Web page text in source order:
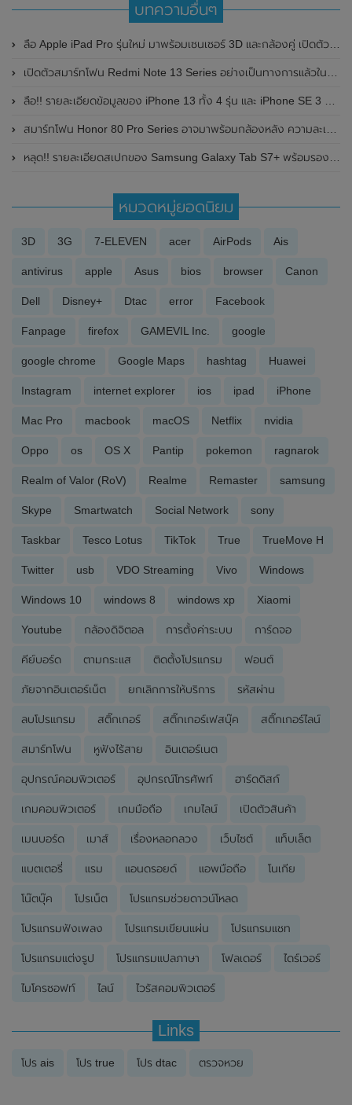
บทความอื่นๆ
ลือ Apple iPad Pro รุ่นใหม่ มาพร้อมเซนเซอร์ 3D และกล้องคู่ เปิดตัวต้นปี 2020
เปิดตัวสมาร์ทโฟน Redmi Note 13 Series อย่างเป็นทางการแล้วในประเทศจีน
ลือ!! รายละเอียดข้อมูลของ iPhone 13 ทั้ง 4 รุ่น และ iPhone SE 3 รุ่นใหม่ จากแหล่งข่าว
สมาร์ทโฟน Honor 80 Pro Series อาจมาพร้อมกล้องหลัง ความละเอียดถึง 160MP , กล้องหน้าคู่ ความละเอียด 50MP และอื่นๆอีกเพียบ ลุ้นเปิดตัว 23 พฤศจิกายน 2022 นี้
หลุด!! รายละเอียดสเปกของ Samsung Galaxy Tab S7+ พร้อมรองรับการชาร์จไวที่ 45 W
หมวดหมู่ยอดนิยม
3D 3G 7-ELEVEN acer AirPods Ais
antivirus apple Asus bios browser Canon
Dell Disney+ Dtac error Facebook
Fanpage firefox GAMEVIL Inc. google
google chrome Google Maps hashtag Huawei
Instagram internet explorer ios ipad iPhone
Mac Pro macbook macOS Netflix nvidia
Oppo os OS X Pantip pokemon ragnarok
Realm of Valor (RoV) Realme Remaster samsung
Skype Smartwatch Social Network sony
Taskbar Tesco Lotus TikTok True TrueMove H
Twitter usb VDO Streaming Vivo Windows
Windows 10 windows 8 windows xp Xiaomi
Youtube กล้องดิจิตอล การตั้งค่าระบบ การ์ดจอ
คีย์บอร์ด ตามกระแส ติดตั้งโปรแกรม ฟอนต์
ภัยจากอินเตอร์เน็ต ยกเลิกการให้บริการ รหัสผ่าน
ลบโปรแกรม สติ๊กเกอร์ สติ๊กเกอร์เฟสบุ๊ค สติ๊กเกอร์ไลน์
สมาร์ทโฟน หูฟังไร้สาย อินเตอร์เนต
อุปกรณ์คอมพิวเตอร์ อุปกรณ์โทรศัพท์ ฮาร์ดดิสก์
เกมคอมพิวเตอร์ เกมมือถือ เกมไลน์ เปิดตัวสินค้า
เมนบอร์ด เมาส์ เรื่องหลอกลวง เว็บไซต์ แท็บเล็ต
แบตเตอรี่ แรม แอนดรอยด์ แอพมือถือ โนเกีย
โน๊ตบุ๊ค โปรเน็ต โปรแกรมช่วยดาวน์โหลด
โปรแกรมฟังเพลง โปรแกรมเขียนแผ่น โปรแกรมแชท
โปรแกรมแต่งรูป โปรแกรมแปลภาษา โฟลเดอร์ ไดร์เวอร์
ไมโครซอฟท์ ไลน์ ไวรัสคอมพิวเตอร์
Links
โปร ais โปร true โปร dtac ตรวจหวย